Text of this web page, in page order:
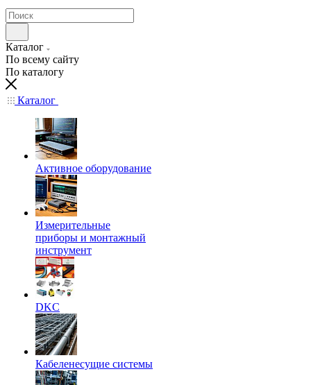
Каталог
По всему сайту
По каталогу
Каталог
Активное оборудование
Измерительные
приборы и монтажный
инструмент
DKC
Кабеленесущие системы